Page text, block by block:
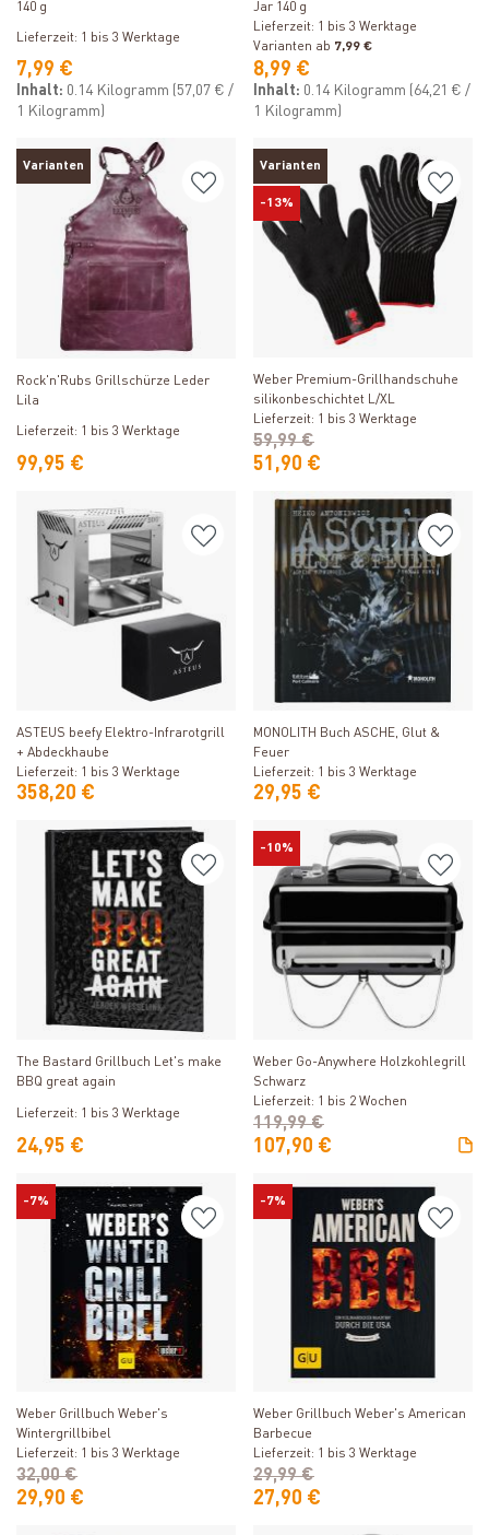
140 g
Lieferzeit: 1 bis 3 Werktage
7,99 €
Inhalt: 0.14 Kilogramm
(57,07 € /
1 Kilogramm)
Jar 140 g
Lieferzeit: 1 bis 3 Werktage
Varianten ab 7,99 €
8,99 €
Inhalt: 0.14 Kilogramm
(64,21 € /
1 Kilogramm)
Varianten
Produkt ansehen
Rock'n'Rubs Grillschürze Leder
Lila
Lieferzeit: 1 bis 3 Werktage
99,95 €
Varianten
-13%
Produkt ansehen
Weber Premium-Grillhandschuhe
silikonbeschichtet L/XL
Lieferzeit: 1 bis 3 Werktage
51,90 €
59,99 €
Produkt ansehen
ASTEUS beefy Elektro-Infrarotgrill
+ Abdeckhaube
Lieferzeit: 1 bis 3 Werktage
358,20 €
Produkt ansehen
MONOLITH Buch ASCHE, Glut &
Feuer
Lieferzeit: 1 bis 3 Werktage
29,95 €
Produkt ansehen
The Bastard Grillbuch Let's make
BBQ great again
Lieferzeit: 1 bis 3 Werktage
24,95 €
-10%
Produkt ansehen
Weber Go-Anywhere Holzkohlegrill
Schwarz
Lieferzeit: 1 bis 2 Wochen
107,90 €
119,99 €
-7%
Produkt ansehen
Weber Grillbuch Weber's
Wintergrillbibel
Lieferzeit: 1 bis 3 Werktage
29,90 €
32,00 €
-7%
Produkt ansehen
Weber Grillbuch Weber's American
Barbecue
Lieferzeit: 1 bis 3 Werktage
27,90 €
29,99 €